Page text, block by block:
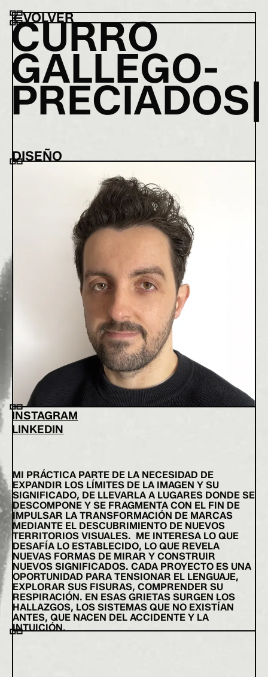
←VOLVER
CURRO
GALLEGO-
PRECIADOS
DISEÑO
INSTAGRAM
LINKEDIN
MI PRÁCTICA PARTE DE LA NECESIDAD DE
EXPANDIR LOS LÍMITES DE LA IMAGEN Y SU
SIGNIFICADO, DE LLEVARLA A LUGARES DONDE SE
DESCOMPONE Y SE FRAGMENTA CON EL FIN DE
IMPULSAR LA TRANSFORMACIÓN DE MARCAS
MEDIANTE EL DESCUBRIMIENTO DE NUEVOS
TERRITORIOS VISUALES. ME INTERESA LO QUE
DESAFÍA LO ESTABLECIDO, LO QUE REVELA
NUEVAS FORMAS DE MIRAR Y CONSTRUIR
NUEVOS SIGNIFICADOS. CADA PROYECTO ES UNA
OPORTUNIDAD PARA TENSIONAR EL LENGUAJE,
EXPLORAR SUS FISURAS, COMPRENDER SU
RESPIRACIÓN. EN ESAS GRIETAS SURGEN LOS
HALLAZGOS, LOS SISTEMAS QUE NO EXISTÍAN
ANTES, QUE NACEN DEL ACCIDENTE Y LA
INTUICIÓN.